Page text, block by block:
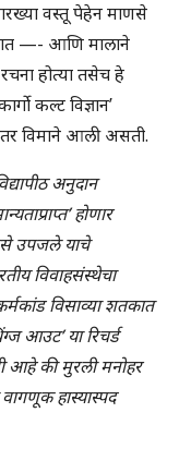
वस्तू पेहेन माणसे
—- आणि मालाने
होत्या तसेच हे
कल्ट विज्ञान’
विमाने आली असती.
अनुदान
होणार
उपजले याचे
विवाहसंस्थेचा
विसाव्या शतकात
आउट’ या रिचर्ड
आहे की मुरली मनोहर
हास्यास्पद